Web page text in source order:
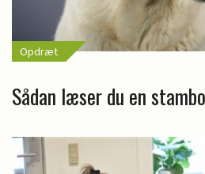
Opdræt
Sådan læser du en